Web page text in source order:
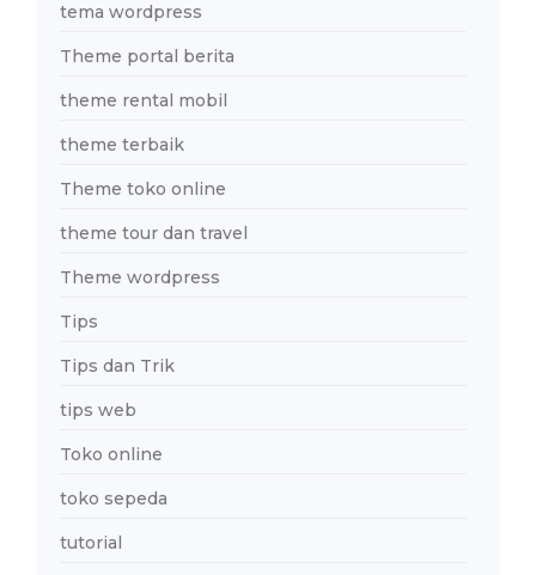
tema wordpress
Theme portal berita
theme rental mobil
theme terbaik
Theme toko online
theme tour dan travel
Theme wordpress
Tips
Tips dan Trik
tips web
Toko online
toko sepeda
tutorial